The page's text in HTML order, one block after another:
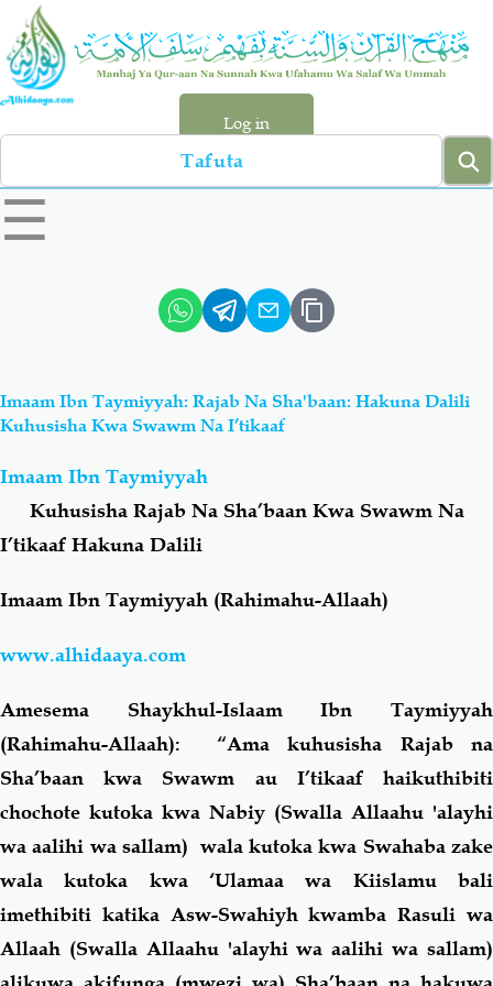
Skip
main
content
Log in
Search
left
sidebar
☰
Hadiyth
Aqiydah Manhaj
Shirki & Kufru
Salaf Wa Ummah
Fiqh-Ibaadah Duaa-Adhkaar
Akhlaaq-Aadaab Raqaaiq
Familia-Jamii Maswali-Majibu
Chemsha Bongo Vitabu
Mapishi
Imaam Ibn Taymiyyah: Rajab Na Sha'baan: Hakuna Dalili
Kuhusisha Kwa Swawm Na I’tikaaf
Imaam Ibn Taymiyyah
Kuhusisha Rajab Na Sha’baan Kwa Swawm Na
I’tikaaf Hakuna Dalili
Imaam Ibn Taymiyyah (Rahimahu-Allaah)
www.alhidaaya.com
Amesema Shaykhul-Islaam Ibn Taymiyyah
(Rahimahu-Allaah): “Ama kuhusisha Rajab na
Sha’baan kwa Swawm au I’tikaaf haikuthibiti
chochote kutoka kwa Nabiy (Swalla Allaahu 'alayhi
wa aalihi wa sallam) wala kutoka kwa Swahaba zake
wala kutoka kwa ‘Ulamaa wa Kiislamu bali
imethibiti katika Asw-Swahiyh kwamba Rasuli wa
Allaah (Swalla Allaahu 'alayhi wa aalihi wa sallam)